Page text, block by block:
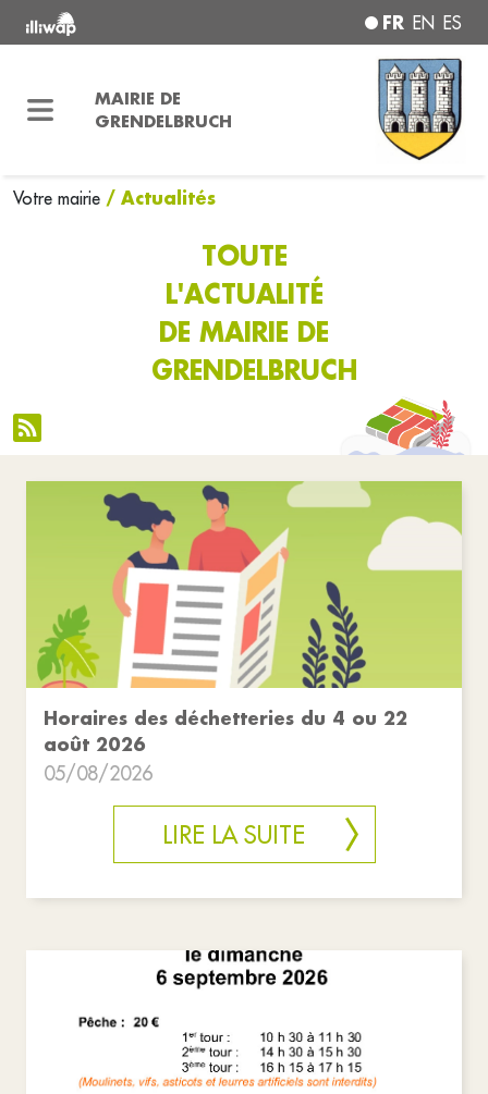
FR EN ES
MAIRIE DE
GRENDELBRUCH
Votre mairie / Actualités
TOUTE
L'ACTUALITÉ
DE MAIRIE DE
GRENDELBRUCH
Horaires des déchetteries du 4 ou 22
août 2026
05/08/2026
LIRE LA SUITE